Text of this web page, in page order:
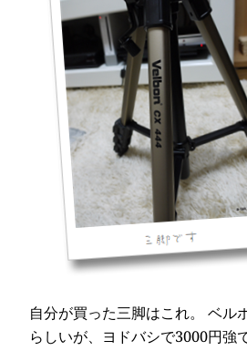
自分が買った三脚はこれ。 ベル
らしいが、ヨドバシで3000円強